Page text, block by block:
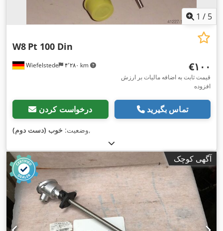
1 / 5
Wiefelstede ۴٬۲۸۰ km
W8 Pt 100 Din
‎€۱۰۰
قیمت ثابت به اضافه مالیات بر ارزش
افزوده
درخواست کردن تماس بگیرید
وضعیت: خوب (دست دوم) ,
آگهی کوچک